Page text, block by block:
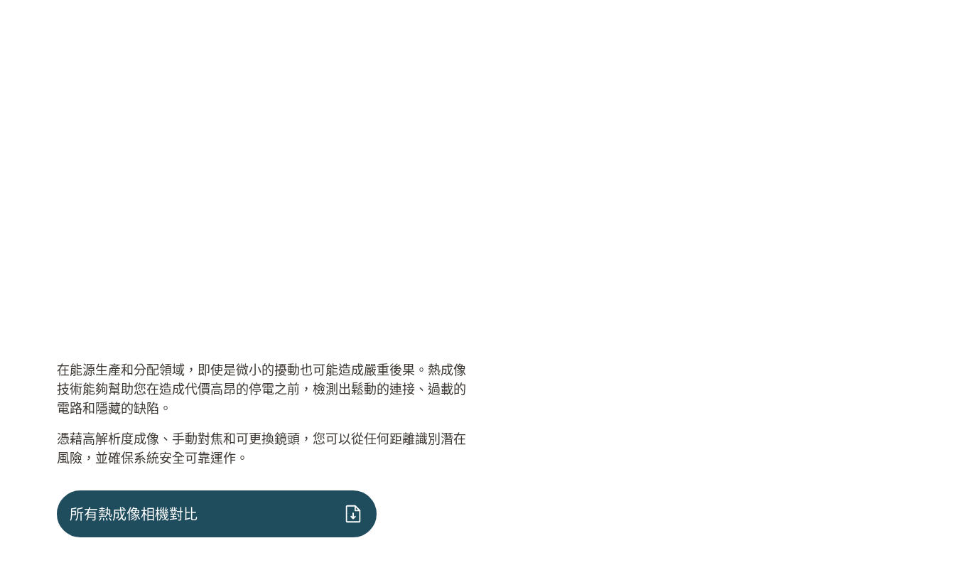
在能源生產和分配領域，即使是微小的擾動也可能造成嚴重後果。熱成像
技術能夠幫助您在造成代價高昂的停電之前，檢測出鬆動的連接、過載的
電路和隱藏的缺陷。
憑藉高解析度成像、手動對焦和可更換鏡頭，您可以從任何距離識別潛在
風險，並確保系統安全可靠運作。
所有熱成像相機對比